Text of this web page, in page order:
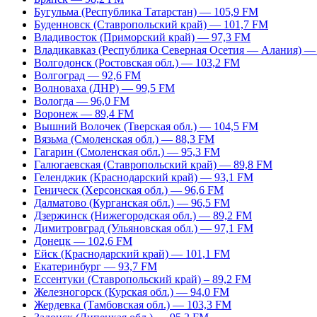
Бугульма (Республика Татарстан) — 105,9 FM
Буденновск (Ставропольский край) — 101,7 FM
Владивосток (Приморский край) — 97,3 FM
Владикавказ (Республика Северная Осетия — Алания)
Волгодонск (Ростовская обл.) — 103,2 FM
Волгоград — 92,6 FM
Волноваха (ДНР) — 99,5 FM
Вологда — 96,0 FM
Воронеж — 89,4 FM
Вышний Волочек (Тверская обл.) — 104,5 FM
Вязьма (Смоленская обл.) — 88,3 FM
Гагарин (Смоленская обл.) — 95,3 FM
Галюгаевская (Ставропольский край) — 89,8 FM
Геленджик (Краснодарский край) — 93,1 FM
Геническ (Херсонская обл.) — 96,6 FM
Далматово (Курганская обл.) — 96,5 FM
Дзержинск (Нижегородская обл.) — 89,2 FM
Димитровград (Ульяновская обл.) — 97,1 FM
Донецк — 102,6 FM
Ейск (Краснодарский край) — 101,1 FM
Екатеринбург — 93,7 FM
Ессентуки (Ставропольский край) – 89,2 FM
Железногорск (Курская обл.) — 94,0 FM
Жердевка (Тамбовская обл.) — 103,3 FM